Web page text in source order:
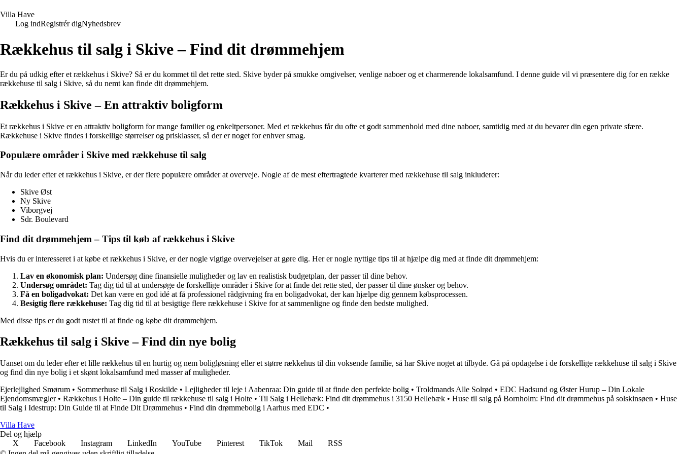
Villa Have
Log indRegistrér digNyhedsbrev
Rækkehus til salg i Skive – Find dit drømmehjem
Er du på udkig efter et rækkehus i Skive? Så er du kommet til det rette sted. Skive byder på smukke omgivelser, venlige naboer og et charmerende lokalsamfund. I denne guide vil vi præsentere dig for en række
rækkehuse til salg i Skive, så du nemt kan finde dit drømmehjem.
Rækkehus i Skive – En attraktiv boligform
Et rækkehus i Skive er en attraktiv boligform for mange familier og enkeltpersoner. Med et rækkehus får du ofte et godt sammenhold med dine naboer, samtidig med at du bevarer din egen private sfære.
Rækkehuse i Skive findes i forskellige størrelser og prisklasser, så der er noget for enhver smag.
Populære områder i Skive med rækkehuse til salg
Når du leder efter et rækkehus i Skive, er der flere populære områder at overveje. Nogle af de mest eftertragtede kvarterer med rækkehuse til salg inkluderer:
Skive Øst
Ny Skive
Viborgvej
Sdr. Boulevard
Find dit drømmehjem – Tips til køb af rækkehus i Skive
Hvis du er interesseret i at købe et rækkehus i Skive, er der nogle vigtige overvejelser at gøre dig. Her er nogle nyttige tips til at hjælpe dig med at finde dit drømmehjem:
Lav en økonomisk plan: Undersøg dine finansielle muligheder og lav en realistisk budgetplan, der passer til dine behov.
Undersøg området: Tag dig tid til at undersøge de forskellige områder i Skive for at finde det rette sted, der passer til dine ønsker og behov.
Få en boligadvokat: Det kan være en god idé at få professionel rådgivning fra en boligadvokat, der kan hjælpe dig gennem købsprocessen.
Besigtig flere rækkehuse: Tag dig tid til at besigtige flere rækkehuse i Skive for at sammenligne og finde den bedste mulighed.
Med disse tips er du godt rustet til at finde og købe dit drømmehjem.
Rækkehus til salg i Skive – Find din nye bolig
Uanset om du leder efter et lille rækkehus til en hurtig og nem boligløsning eller et større rækkehus til din voksende familie, så har Skive noget at tilbyde. Gå på opdagelse i de forskellige rækkehuse til salg i Skive
og find din nye bolig i et skønt lokalsamfund med masser af muligheder.
Ejerlejlighed Smørum • Sommerhuse til Salg i Roskilde • Lejligheder til leje i Aabenraa: Din guide til at finde den perfekte bolig • Troldmands Alle Solrød • EDC Hadsund og Øster Hurup – Din Lokale
Ejendomsmægler• Rækkehus i Holte – Din guide til rækkehuse til salg i Holte • Til Salg i Hellebæk: Find dit drømmehus i 3150 Hellebæk • Huse til salg på Bornholm: Find dit drømmehus på solskinsøen • Huse
til Salg i Idestrup: Din Guide til at Finde Dit Drømmehus • Find din drømmebolig i Aarhus med EDC •
Villa Have
Del og hjælp
X
Facebook Instagram LinkedIn YouTube Pinterest TikTok Mail
RSS